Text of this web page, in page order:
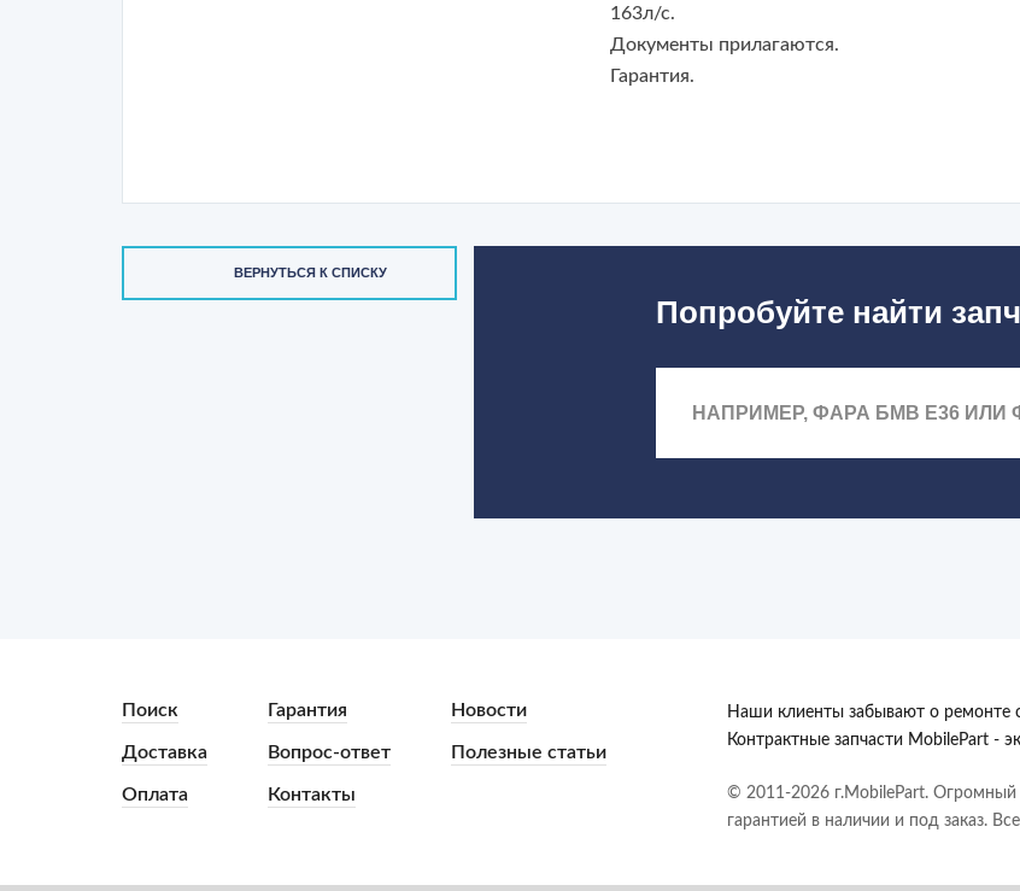
163л/с.
Документы прилагаются.
Гарантия.
ВЕРНУТЬСЯ К СПИСКУ
Попробуйте найти
Поиск
Доставка
Оплата
Гарантия
Вопрос-ответ
Контакты
Новости
Полезные статьи
Наши клиенты забывают о ремонте
Контрактные запчасти MobilePart -
© 2011-2026 г.MobilePart. Огромный
гарантией в наличии и под заказ.